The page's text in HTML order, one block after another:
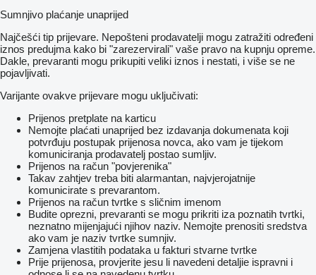
Sumnjivo plaćanje unaprijed
Najčešći tip prijevare. Nepošteni prodavatelji mogu zatražiti određeni
iznos predujma kako bi "zarezervirali" vaše pravo na kupnju opreme.
Dakle, prevaranti mogu prikupiti veliki iznos i nestati, i više se ne
pojavljivati.
Varijante ovakve prijevare mogu uključivati:
Prijenos pretplate na karticu
Nemojte plaćati unaprijed bez izdavanja dokumenata koji
potvrđuju postupak prijenosa novca, ako vam je tijekom
komuniciranja prodavatelj postao sumljiv.
Prijenos na račun "povjerenika"
Takav zahtjev treba biti alarmantan, najvjerojatnije
komunicirate s prevarantom.
Prijenos na račun tvrtke s sličnim imenom
Budite oprezni, prevaranti se mogu prikriti iza poznatih tvrtki,
neznatno mijenjajući njihov naziv. Nemojte prenositi sredstva
ako vam je naziv tvrtke sumnjiv.
Zamjena vlastitih podataka u fakturi stvarne tvrtke
Prije prijenosa, provjerite jesu li navedeni detaljie ispravni i